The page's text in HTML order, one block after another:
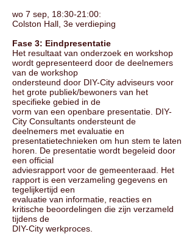
wo 7 sep, 18:30-21:00:
Colston Hall, 3e verdieping
Fase 3: Eindpresentatie
Het resultaat van onderzoek en workshop
wordt gepresenteerd door de deelnemers
van de workshop
ondersteund door DIY-City adviseurs voor
het grote publiek/bewoners van het
specifieke gebied in de
vorm van een openbare presentatie. DIY-
City Consultants ondersteunt de
deelnemers met evaluatie en
presentatietechnieken om hun stem te laten
horen. De presentatie wordt begeleid door
een official
adviesrapport voor de gemeenteraad. Het
rapport is een verzameling gegevens en
tegelijkertijd een
evaluatie van informatie, reacties en
kritische beoordelingen die zijn verzameld
tijdens de
DIY-City werkproces.